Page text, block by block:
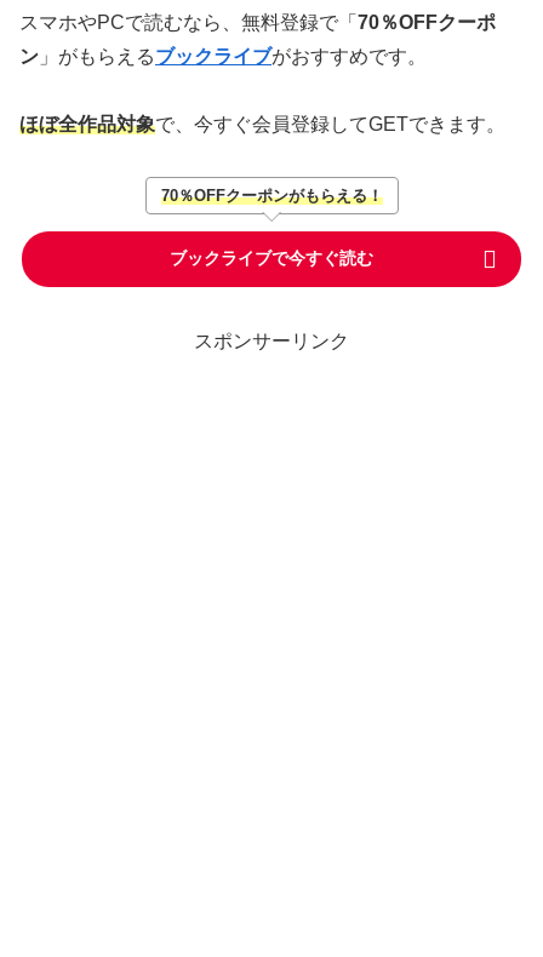
スマホやPCで読むなら、無料登録で「 70％OFFクーポ
ン 」がもらえるブックライブがおすすめです。
ほぼ全作品対象で、今すぐ会員登録してGETできます。
70％OFFクーポンがもらえる！
ブックライブで今すぐ読む
スポンサーリンク